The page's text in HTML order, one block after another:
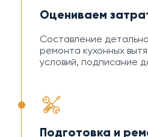
Оцениваем
Составление
ремонта кухонных
условий, подписание
Подготовка и